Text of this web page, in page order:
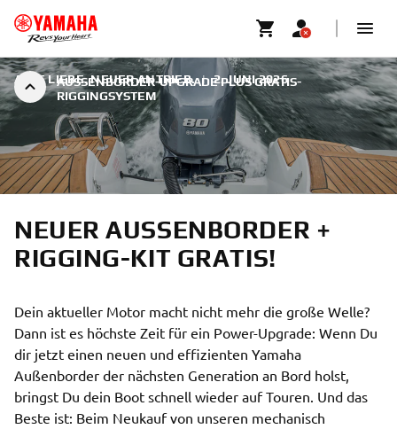
AUSSENBORDER-UPGRADE PLUS GRATIS-R
IGGINGSYSTEM
ALTE LIEBE. NEUER ANTRIEB. | 2. JUNI 2026
NEUER AUSSENBORDER + R
IGGING-KIT GRATIS!
Dein aktueller Motor macht nicht mehr die große Welle?
Dann ist es höchste Zeit für ein Power-Upgrade: Wenn Du
dir jetzt einen neuen und effizienten Yamaha
Außenborder der nächsten Generation an Bord holst,
bringst Du dein Boot schnell wieder auf Touren. Und das
Beste ist: Beim Neukauf von unseren mechanisch